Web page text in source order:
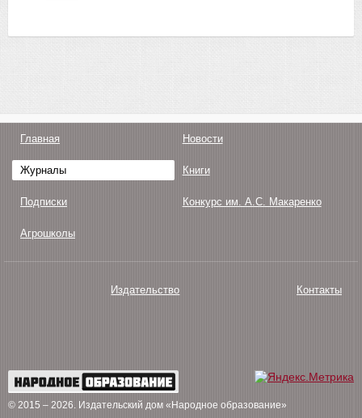
Главная Новости
Журналы Книги
Подписки Конкурс им. А.С. Макаренко
Агрошколы
Издательство Контакты
© 2015 – 2026. Издательский дом «Народное образование»